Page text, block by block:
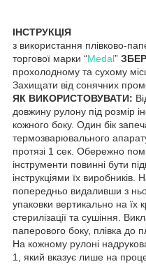
ІНСТРУКЦІЯ
з використання плівково-
торгової марки “Medal”
прохолодному та сухому
Захищати від сонячних
ЯК ВИКОРИСТОВУВАТИ:
довжину рулону під розмір
кожного боку. Один бік
термозварювального
протязі 1 сек. Обережно
інструменти повинні бути
інструкціями їх виробників.
попередньо видаливши з
упаковки вертикально на
стерилізації та сушіння.
паперового боку, плівка до
На кожному рулоні
1, який вказує лише на